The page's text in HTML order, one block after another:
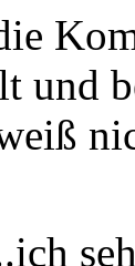
und